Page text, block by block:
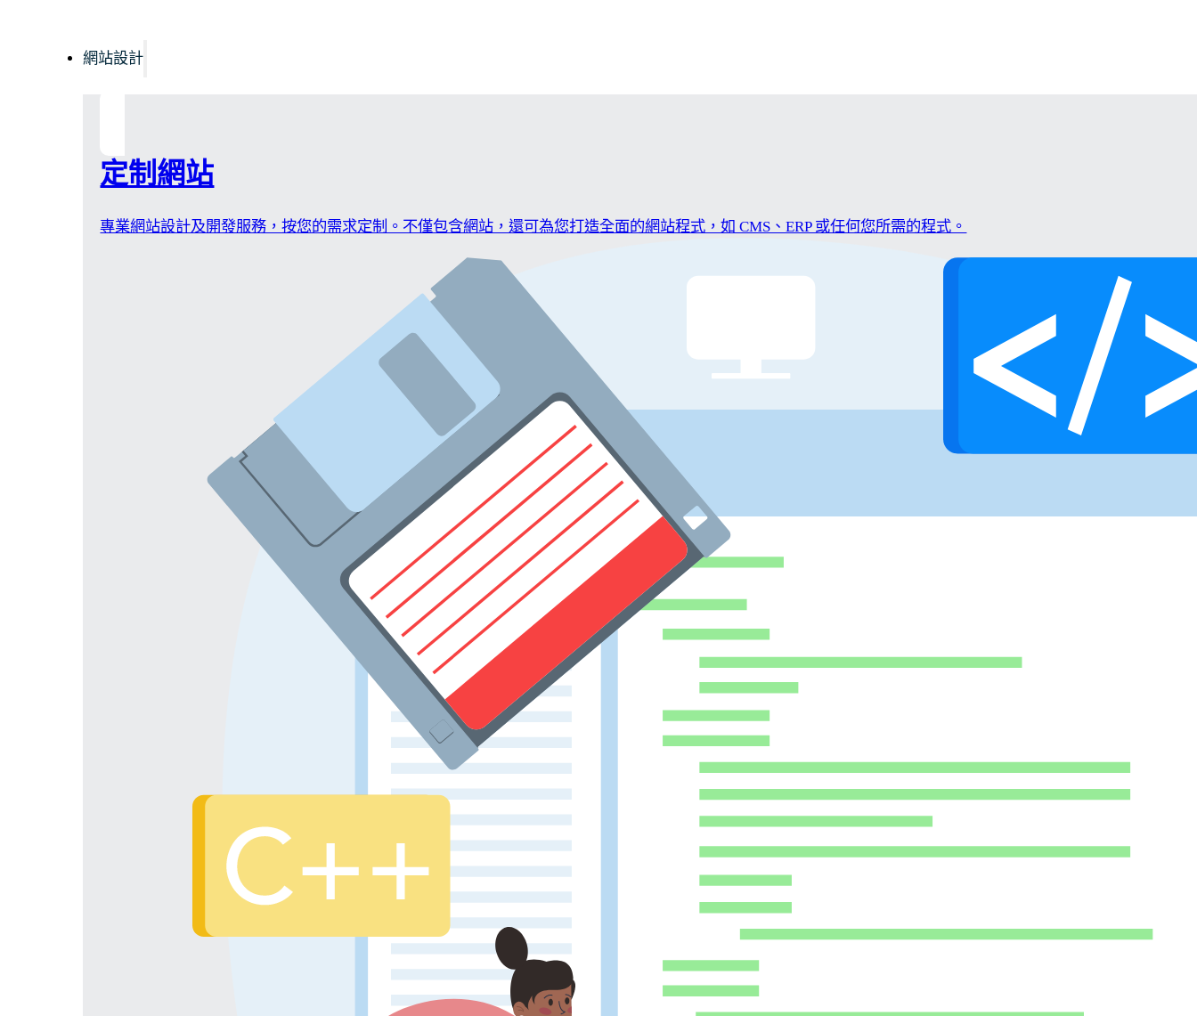
網站設計
定制網站
專業網站設計及開發服務，按您的需求定制。不僅包含網站，還可為您打造全面的網站程式，如 CMS、ERP 或任何您所需的程式。